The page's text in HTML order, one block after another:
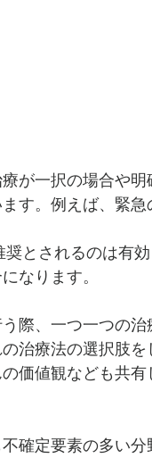
が一択の場合や
す。例えば、緊
とされるのは有
なります。
際、一つ一つの
治療法の選択肢
価値観なども共
確定要素の多い